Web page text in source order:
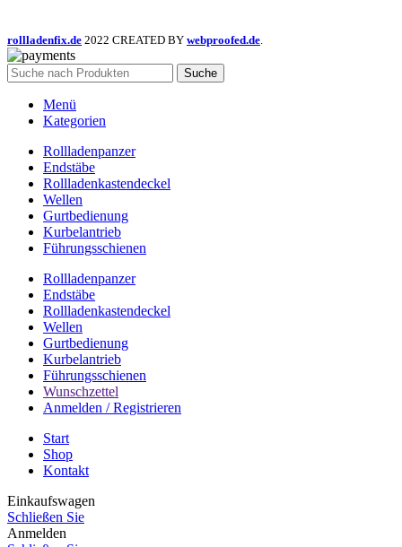
rollladenfix.de 2022 CREATED BY webproofed.de
Suche
Menü
Kategorien
Rollladenpanzer
Endstäbe
Rollladenkastendeckel
Wellen
Gurtbedienung
Kurbelantrieb
Führungsschienen
Rollladenpanzer
Endstäbe
Rollladenkastendeckel
Wellen
Gurtbedienung
Kurbelantrieb
Führungsschienen
Wunschzettel
Anmelden / Registrieren
Start
Shop
Kontakt
Einkaufswagen
Schließen Sie
Anmelden